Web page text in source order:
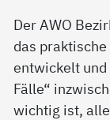
Der AWO
das
entwickelt und
Fälle“
wichtig ist,